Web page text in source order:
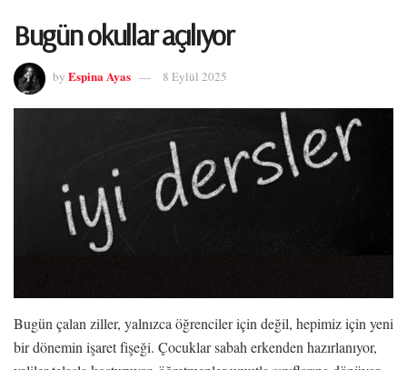
Bugün okullar açılıyor
by Espina Ayas 8 Eylül 2025
Bugün çalan ziller, yalnızca öğrenciler için değil, hepimiz için yeni
bir dönemin işaret fişeği. Çocuklar sabah erkenden hazırlanıyor,